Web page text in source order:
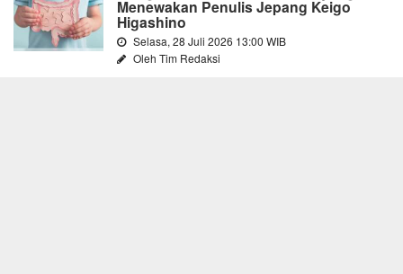
Menewakan Penulis Jepang Keigo
Higashino
Selasa, 28 Juli 2026 13:00 WIB
Oleh Tim Redaksi